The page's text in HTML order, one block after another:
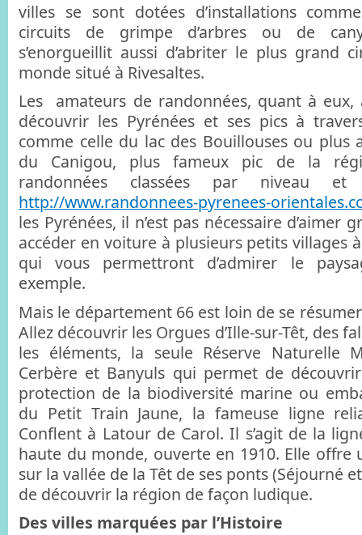
villes se sont dotées d’installations
circuits de grimpe d’arbres ou de
s’enorgueillit aussi d’abriter le plus grand
monde situé à Rivesaltes.
Les amateurs de randonnées, quant à
découvrir les Pyrénées et ses pics à
comme celle du lac des Bouillouses ou plus
du Canigou, plus fameux pic de la
randonnées classées par niveau
http://www.randonnees-pyrenees-
les Pyrénées, il n’est pas nécessaire d’aimer
accéder en voiture à plusieurs petits villages
qui vous permettront d’admirer le
exemple.
Mais le département 66 est loin de se
Allez découvrir les Orgues d’Ille-sur-Têt, des
les éléments, la seule Réserve Naturelle
Cerbère et Banyuls qui permet de
protection de la biodiversité marine ou
du Petit Train Jaune, la fameuse ligne
Conflent à Latour de Carol. Il s’agit de la
haute du monde, ouverte en 1910. Elle offre
sur la vallée de la Têt de ses ponts (Séjourné
de découvrir la région de façon ludique.
Des villes marquées par l’Histoire